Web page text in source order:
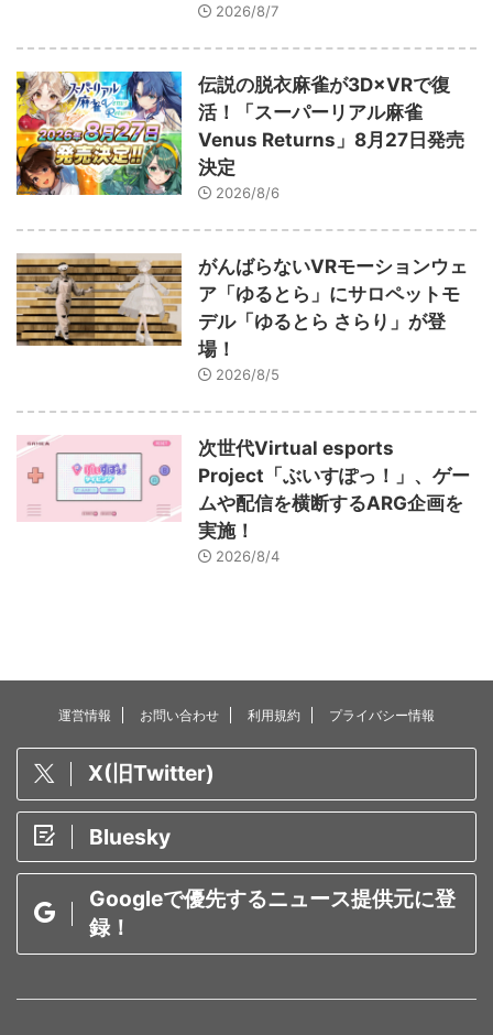
2026/8/7
伝説の脱衣麻雀が3D×VRで復
活！「スーパーリアル麻雀
Venus Returns」8月27日発売
決定
2026/8/6
がんばらないVRモーションウェ
ア「ゆるとら」にサロペットモ
デル「ゆるとら さらり」が登
場！
2026/8/5
次世代Virtual esports
Project「ぶいすぽっ！」、ゲー
ムや配信を横断するARG企画を
実施！
2026/8/4
運営情報 お問い合わせ 利用規約 プライバシー情報
X(旧Twitter)
Bluesky
Googleで優先するニュース提供元に登
録！